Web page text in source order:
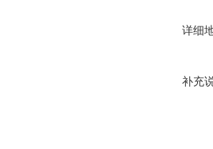
详细
补充